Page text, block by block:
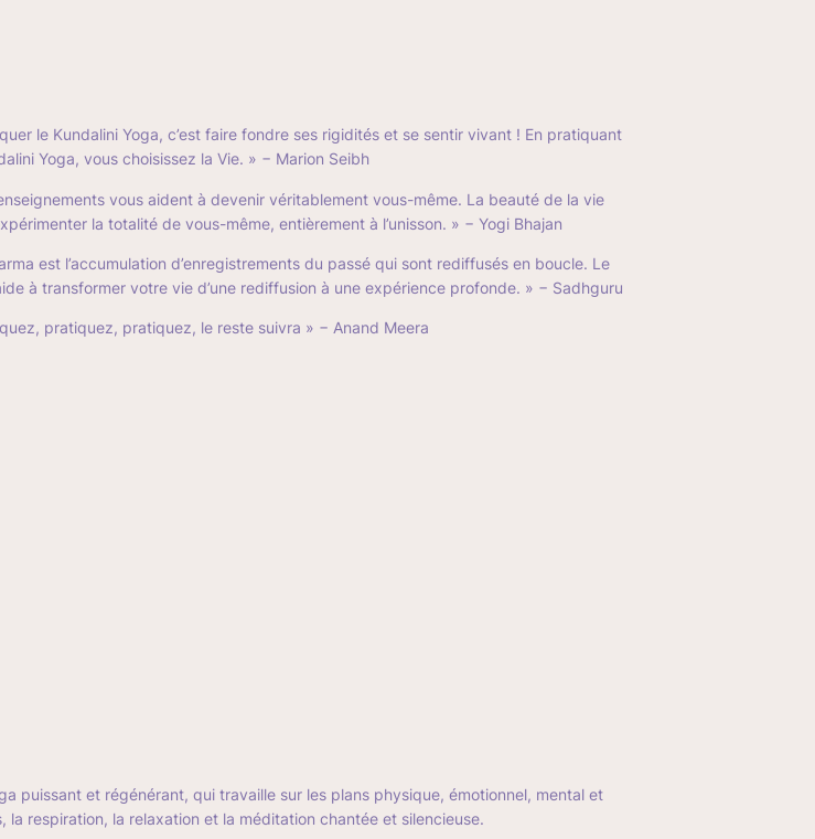
le Kundalini Yoga, c’est faire fondre ses rigidités et se sentir vivant ! En pratiquant
Yoga, vous choisissez la Vie. » − Marion Seibh
vous aident à devenir véritablement vous-même. La beauté de la vie
la totalité de vous-même, entièrement à l’unisson. » − Yogi Bhajan
est l’accumulation d’enregistrements du passé qui sont rediffusés en boucle. Le
à transformer votre vie d’une rediffusion à une expérience profonde. » − Sadhguru
pratiquez, pratiquez, le reste suivra » − Anand Meera
puissant et régénérant, qui travaille sur les plans physique, émotionnel, mental et
respiration, la relaxation et la méditation chantée et silencieuse.